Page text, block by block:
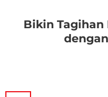
Bikin Tagihan